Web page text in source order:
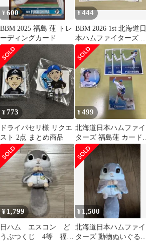
¥600
BBM 2025 福島 蓮 トレ
ーディングカード
¥444
BBM 2026 1st 北海道日
本ハムファイターズ レ
ギュラーカードまとめ
売り
¥773
ドライパセリ様 リクエ
スト 2点 まとめ商品
¥499
北海道日本ハムファイ
ターズ 福島蓮 カード
缶バッジセット
¥ 1,799
日ハム エスコン ど
うぶつくじ 4等 福島
¥ 1,500
北海道日本ハムファイ
ターズ 動物ぬいぐるみ